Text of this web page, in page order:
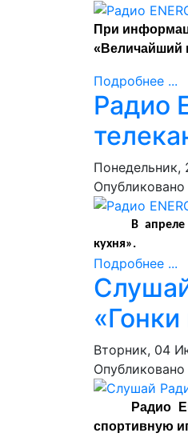
При
«Величайший
Подробнее ...
Радио
Понедельник,
Опубликовано
В
кухня».
Подробнее ...
«Гонки
Вторник, 04
Опубликовано
Радио
спортивную